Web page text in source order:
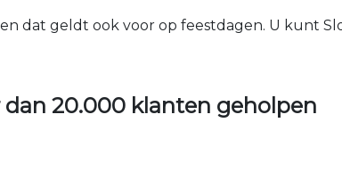
dat geldt ook voor op feestdagen. U kunt
dan 20.000 klanten geholpen